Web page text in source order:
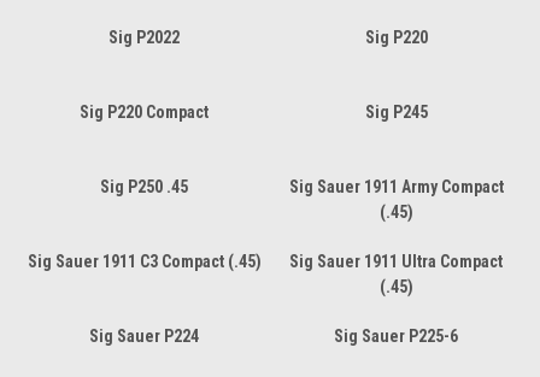
Sig P2022 Sig P220
Sig P220 Compact Sig P245
Sig P250 .45
Sig Sauer 1911 Army Compact
(.45)
Sig Sauer 1911 C3 Compact (.45)
Sig Sauer 1911 Ultra Compact
(.45)
Sig Sauer P224 Sig Sauer P225-6